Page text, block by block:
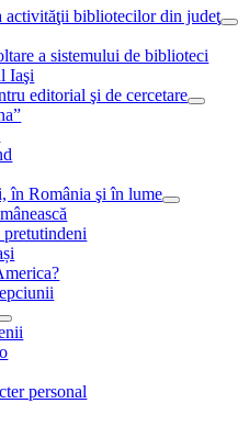
activităţii bibliotecilor din judeţ
a sistemului de biblioteci
Iaşi
editorial şi de cercetare
în România şi în lume
pretutindeni
personal